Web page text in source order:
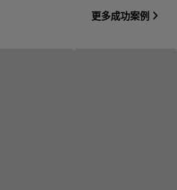
更多成功案例